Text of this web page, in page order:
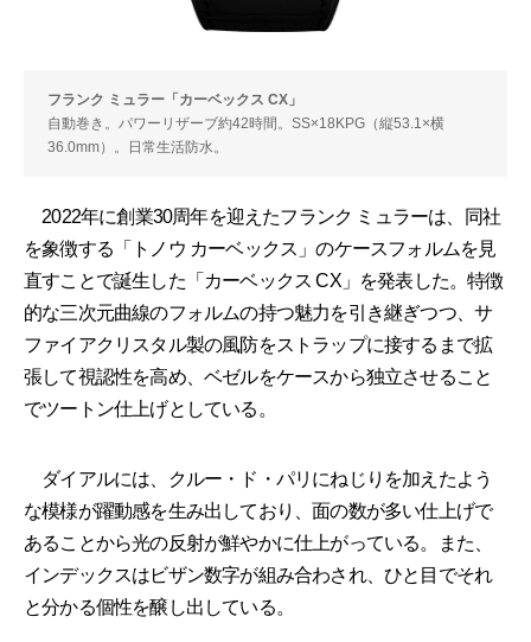
フランク ミュラー「カーベックス CX」
自動巻き。パワーリザーブ約42時間。SS×18KPG（縦53.1×横
36.0mm）。日常生活防水。
2022年に創業30周年を迎えたフランク ミュラーは、同社
を象徴する「トノウ カーベックス」のケースフォルムを見
直すことで誕生した「カーベックス CX」を発表した。特徴
的な三次元曲線のフォルムの持つ魅力を引き継ぎつつ、サ
ファイアクリスタル製の風防をストラップに接するまで拡
張して視認性を高め、ベゼルをケースから独立させること
でツートン仕上げとしている。
ダイアルには、クルー・ド・パリにねじりを加えたよう
な模様が躍動感を生み出しており、面の数が多い仕上げで
あることから光の反射が鮮やかに仕上がっている。また、
インデックスはビザン数字が組み合わされ、ひと目でそれ
と分かる個性を醸し出している。